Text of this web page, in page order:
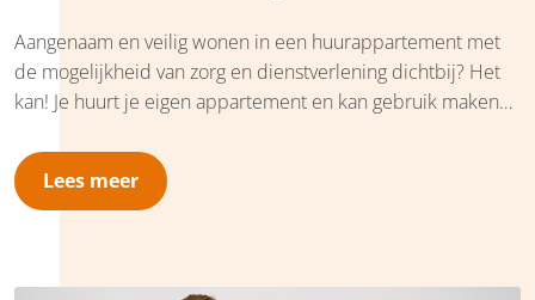
Aangenaam en veilig wonen in een huurappartement met
de mogelijkheid van zorg en dienstverlening dichtbij? Het
kan! Je huurt je eigen appartement en kan gebruik maken
personenalarmering en zorg aan huis. Zo kan je zelfstandig
blijven wonen.
Lees meer